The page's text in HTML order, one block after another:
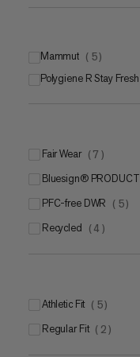
Mammut ( 5)
Mammut
Polygiene R Stay Fresh
Fair Wear ( 7 )
bluesign® PRODUCT
PFC-free DWR ( 5)
Recycled ( 4 )
Athletic Fit ( 5)
Regular Fit ( 2 )